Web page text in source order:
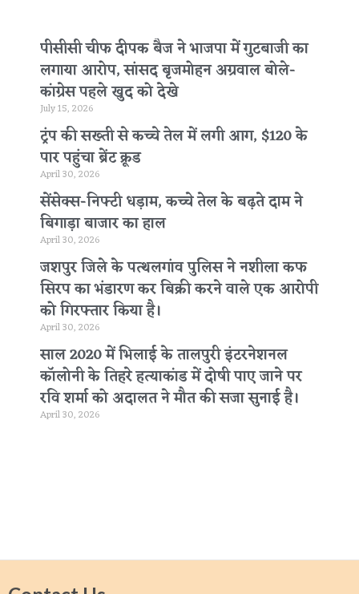
पीसीसी चीफ दीपक बैज ने भाजपा में गुटबाजी का
लगाया आरोप, सांसद बृजमोहन अग्रवाल बोले-
कांग्रेस पहले खुद को देखे
July 15, 2026
ट्रंप की सख्ती से कच्चे तेल में लगी आग, $120 के
पार पहुंचा ब्रेंट क्रूड
April 30, 2026
सेंसेक्स-निफ्टी धड़ाम, कच्चे तेल के बढ़ते दाम ने
बिगाड़ा बाजार का हाल
April 30, 2026
जशपुर जिले के पत्थलगांव पुलिस ने नशीला कफ
सिरप का भंडारण कर बिक्री करने वाले एक आरोपी
को गिरफ्तार किया है।
April 30, 2026
साल 2020 में भिलाई के तालपुरी इंटरनेशनल
कॉलोनी के तिहरे हत्याकांड में दोषी पाए जाने पर
रवि शर्मा को अदालत ने मौत की सजा सुनाई है।
April 30, 2026